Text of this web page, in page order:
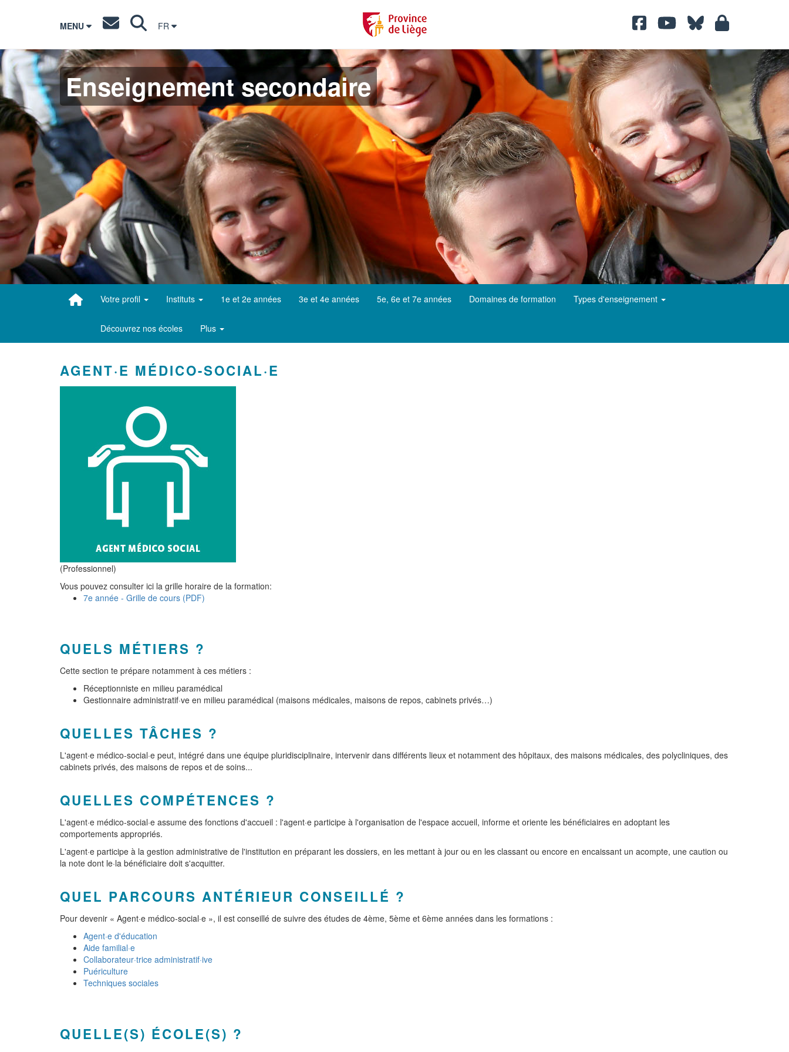
MENU FR
Enseignement secondaire
Votre profil Instituts 1e et 2e années 3e et 4e années 5e, 6e et 7e années Domaines de formation Types d'enseignement
Découvrez nos écoles Plus
AGENT·E MÉDICO-SOCIAL·E
(Professionnel)
Vous pouvez consulter ici la grille horaire de la formation:
7e année - Grille de cours (PDF)
QUELS MÉTIERS ?
Cette section te prépare notamment à ces métiers :
Réceptionniste en milieu paramédical
Gestionnaire administratif·ve en milieu paramédical (maisons médicales, maisons de repos, cabinets privés…)
QUELLES TÂCHES ?
L'agent·e médico-social·e peut, intégré dans une équipe pluridisciplinaire, intervenir dans différents lieux et notamment des hôpitaux, des maisons médicales, des polycliniques, des
cabinets privés, des maisons de repos et de soins...
QUELLES COMPÉTENCES ?
L'agent·e médico-social·e assume des fonctions d'accueil : l'agent·e participe à l'organisation de l'espace accueil, informe et oriente les bénéficiaires en adoptant les
comportements appropriés.
L'agent·e participe à la gestion administrative de l'institution en préparant les dossiers, en les mettant à jour ou en les classant ou encore en encaissant un acompte, une caution ou
la note dont le·la bénéficiaire doit s'acquitter.
QUEL PARCOURS ANTÉRIEUR CONSEILLÉ ?
Pour devenir « Agent·e médico-social·e », il est conseillé de suivre des études de 4ème, 5ème et 6ème années dans les formations :
Agent·e d'éducation
Aide familial·e
Collaborateur·trice administratif·ive
Puériculture
Techniques sociales
QUELLE(S) ÉCOLE(S) ?